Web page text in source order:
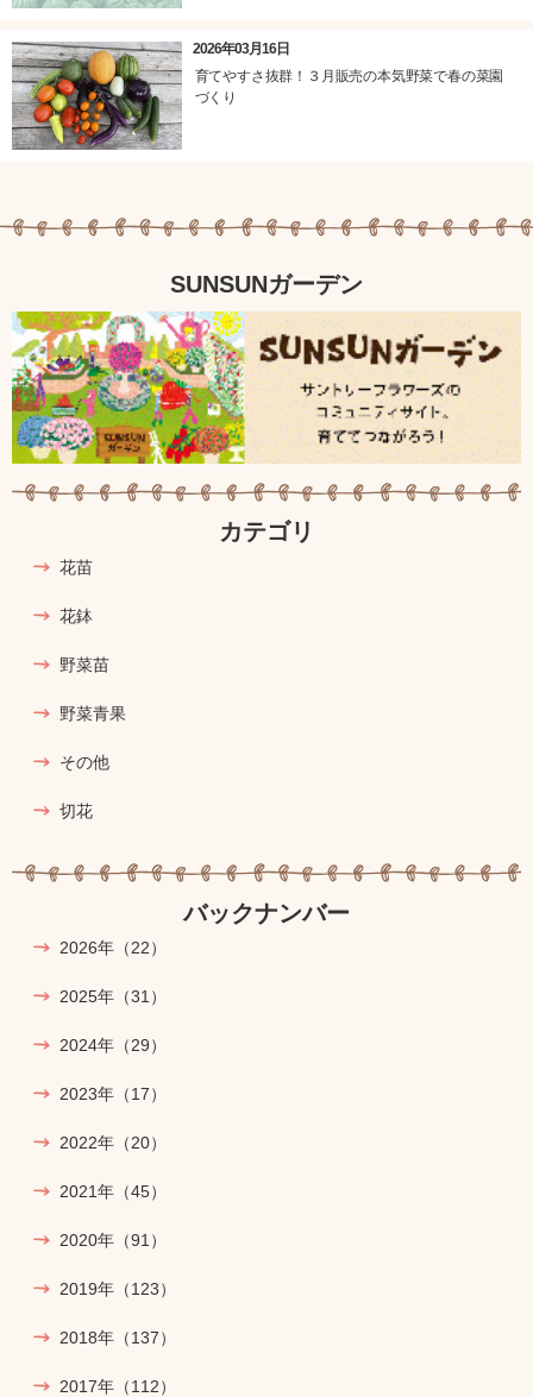
2026年03月16日
育てやすさ抜群！３月販売の本気野菜で春の菜園
づくり
SUNSUNガーデン
カテゴリ
花苗
花鉢
野菜苗
野菜青果
その他
切花
バックナンバー
2026年 （22）
2025年 （31）
2024年 （29）
2023年 （17）
2022年 （20）
2021年 （45）
2020年 （91）
2019年 （123）
2018年 （137）
2017年 （112）